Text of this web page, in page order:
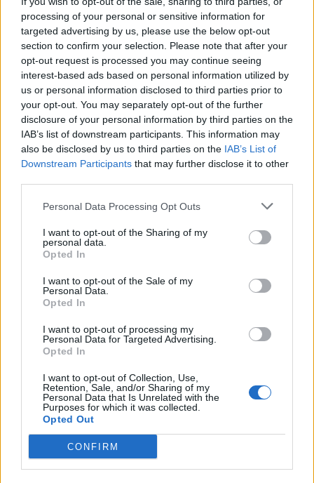
processing of your personal or sensitive information for
targeted advertising by us, please use the below opt-out
section to confirm your selection. Please note that after your
opt-out request is processed you may continue seeing
interest-based ads based on personal information utilized by
us or personal information disclosed to third parties prior to
your opt-out. You may separately opt-out of the further
disclosure of your personal information by third parties on the
IAB’s list of downstream participants. This information may
also be disclosed by us to third parties on the IAB’s List of
Downstream Participants that may further disclose it to other
Personal Data Processing Opt Outs
I want to opt-out of the Sharing of my
personal data.
Opted In
I want to opt-out of the Sale of my
Personal Data.
Opted In
I want to opt-out of processing my
Personal Data for Targeted Advertising.
Opted In
I want to opt-out of Collection, Use,
Retention, Sale, and/or Sharing of my
Personal Data that Is Unrelated with the
Purposes for which it was collected.
Opted Out
CONFIRM